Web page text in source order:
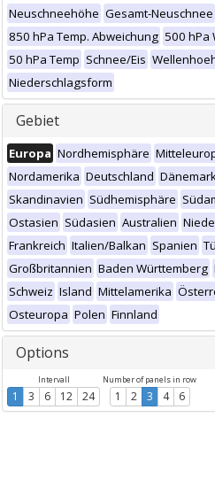
Neuschneehöhe Gesamt-Neuschnee
850 hPa Temp. Abweichung 500 hPa
50 hPa Temp Schnee/Eis
Niederschlagsform
Gebiet
Europa Nordhemisphäre
Nordamerika Deutschland
Skandinavien Südhemisphäre
Ostasien Südasien Australien
Frankreich Italien/Balkan Spanien
Großbritannien Baden Württemberg
Schweiz Island Mittelamerika
Osteuropa Polen Finnland
Options
Intervall
1 3 6 12 24
Number of panels in row
1 2 3 4 6